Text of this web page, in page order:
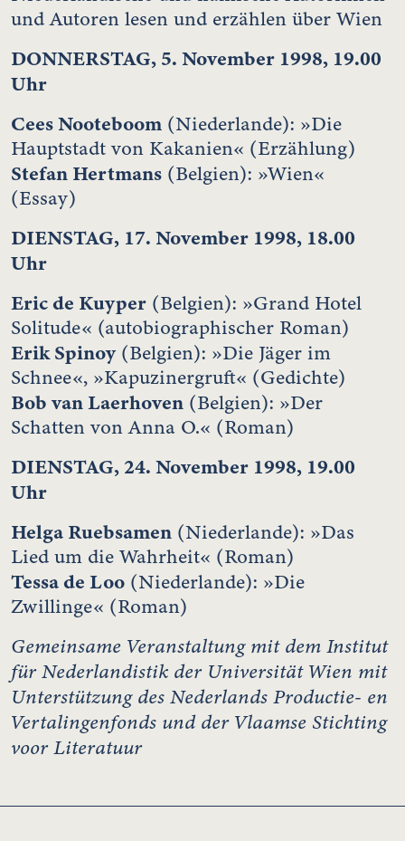
und Autoren lesen und erzählen über Wien
DONNERSTAG, 5. November 1998, 19.00
Uhr
Cees Nooteboom (Niederlande): »Die
Hauptstadt von Kakanien« (Erzählung)
Stefan Hertmans (Belgien): »Wien«
(Essay)
DIENSTAG, 17. November 1998, 18.00
Uhr
Eric de Kuyper (Belgien): »Grand Hotel
Solitude« (autobiographischer Roman)
Erik Spinoy(Belgien): »Die Jäger im
Schnee«, »Kapuzinergruft« (Gedichte)
Bob van Laerhoven (Belgien): »Der
Schatten von Anna O.« (Roman)
DIENSTAG, 24. November 1998, 19.00
Uhr
Helga Ruebsamen (Niederlande): »Das
Lied um die Wahrheit« (Roman)
Tessa de Loo (Niederlande): »Die
Zwillinge« (Roman)
Gemeinsame Veranstaltung mit dem Institut
für Nederlandistik der Universität Wien mit
Unterstützung des Nederlands Productie- en
Vertalingenfonds und der Vlaamse Stichting
voor Literatuur